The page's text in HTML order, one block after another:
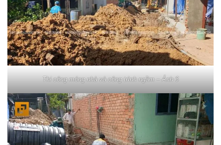
Thi công móng nhà và công trình ngầm – Ảnh 6